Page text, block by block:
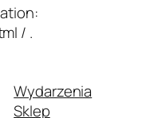
/ .
Wydarzenia
Sklep